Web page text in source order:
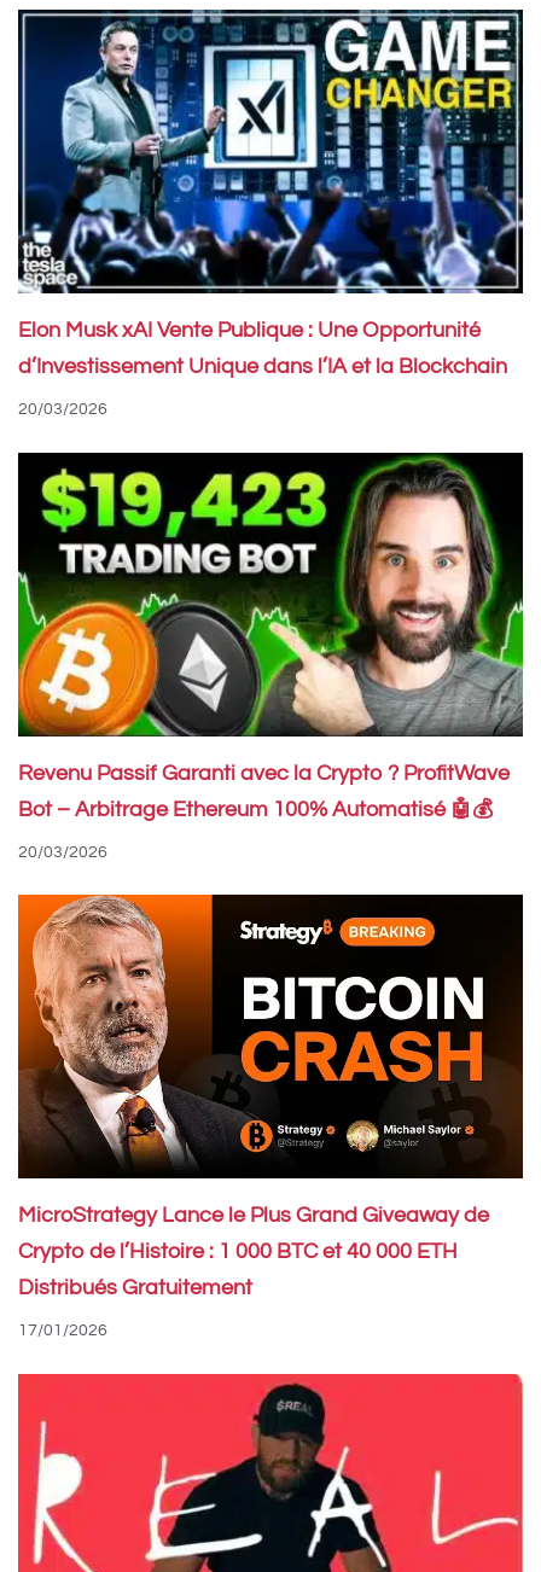
Elon Musk xAI Vente Publique : Une Opportunité
d’Investissement Unique dans l’IA et la Blockchain
20/03/2026
Revenu Passif Garanti avec la Crypto ? ProfitWave
Bot – Arbitrage Ethereum 100% Automatisé 🤖💰
20/03/2026
MicroStrategy Lance le Plus Grand Giveaway de
Crypto de l’Histoire : 1 000 BTC et 40 000 ETH
Distribués Gratuitement
17/01/2026